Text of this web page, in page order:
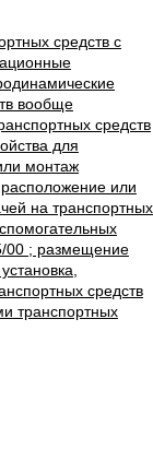
средств с
вообще
средств
для
монтаж
расположение или
на транспортных
00 ; размещение
средств
транспортных